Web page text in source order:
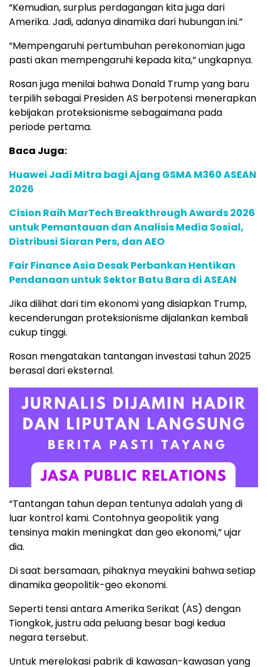
“Kemudian, surplus perdagangan kita juga dari
Amerika. Jadi, adanya dinamika dari hubungan ini.”
“Mempengaruhi pertumbuhan perekonomian juga
pasti akan mempengaruhi kepada kita,” ungkapnya.
Rosan juga menilai bahwa Donald Trump yang baru
terpilih sebagai Presiden AS berpotensi menerapkan
kebijakan proteksionisme sebagaimana pada
periode pertama.
Baca Juga:
Huawei Jadi Mitra bagi Ajang GSMA M360 ASEAN
2026
Cision Raih MarTech Breakthrough Awards 2026
untuk Pemantauan dan Analisis Media Sosial,
Distribusi Siaran Pers, dan AEO
Fair Finance Asia Desak Perbankan Hentikan
Pendanaan untuk Sektor Batu Bara di ASEAN
Jika dilihat dari tim ekonomi yang disiapkan Trump,
kecenderungan proteksionisme dijalankan kembali
cukup tinggi.
Rosan mengatakan tantangan investasi tahun 2025
berasal dari eksternal.
“Tantangan tahun depan tentunya adalah yang di
luar kontrol kami. Contohnya geopolitik yang
tensinya makin meningkat dan geo ekonomi,” ujar
dia.
Di saat bersamaan, pihaknya meyakini bahwa setiap
dinamika geopolitik-geo ekonomi.
Seperti tensi antara Amerika Serikat (AS) dengan
Tiongkok, justru ada peluang besar bagi kedua
negara tersebut.
Untuk merelokasi pabrik di kawasan-kawasan yang